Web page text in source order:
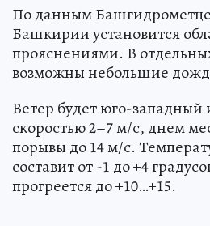
По данным
Башкирии установится
прояснениями. В
возможны небольшие
Ветер будет юго-западный
скоростью 2–7 м/с, днем
порывы до 14 м/с.
составит от -1 до +4
прогреется до +10…+15.